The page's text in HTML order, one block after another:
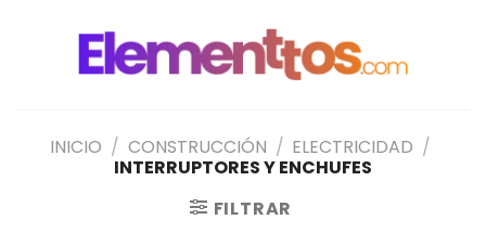
INICIO / CONSTRUCCIÓN / ELECTRICIDAD /
INTERRUPTORES Y ENCHUFES
FILTRAR